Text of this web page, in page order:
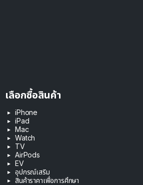
เลือกซื้อสินค้า
iPhone
iPad
Mac
Watch
TV
AirPods
EV
อุปกรณ์เสริม
สินค้าราคาเพื่อการศึกษา